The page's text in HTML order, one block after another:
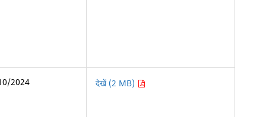
2024 देखें (2 MB)